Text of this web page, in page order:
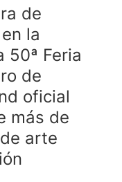
de
la
50ª Feria
de
oficial
más de
arte